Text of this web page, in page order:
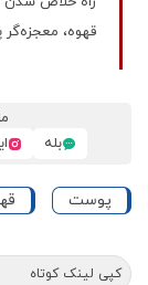
​قهوه،
بله
پوست
کپی لینک کوتاه